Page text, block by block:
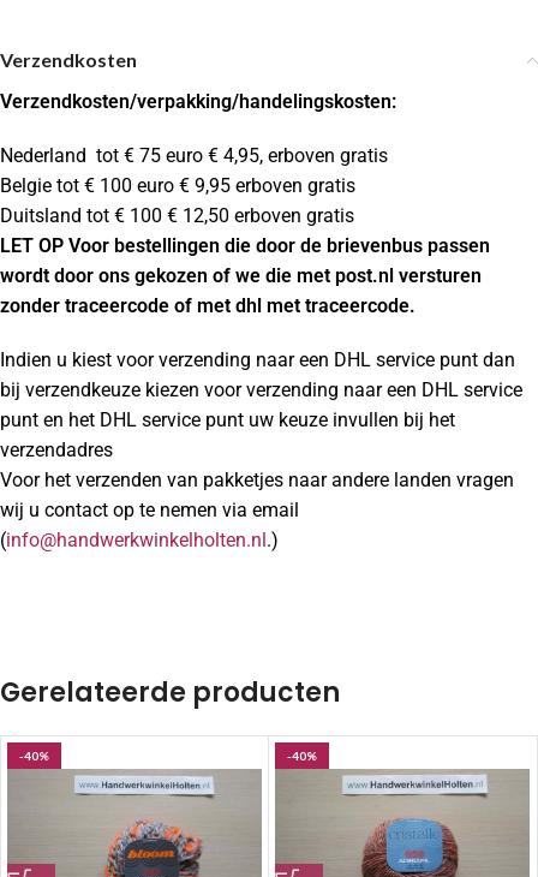
Verzendkosten
Verzendkosten/verpakking/handelingskosten:
Nederland tot € 75 euro € 4,95, erboven gratis
Belgie tot € 100 euro € 9,95 erboven gratis
Duitsland tot € 100 € 12,50 erboven gratis
LET OP Voor bestellingen die door de brievenbus passen
wordt door ons gekozen of we die met post.nl versturen
zonder traceercode of met dhl met traceercode.
Indien u kiest voor verzending naar een DHL service punt dan
bij verzendkeuze kiezen voor verzending naar een DHL service
punt en het DHL service punt uw keuze invullen bij het
verzendadres
Voor het verzenden van pakketjes naar andere landen vragen
wij u contact op te nemen via email
(info@handwerkwinkelholten.nl .)
Gerelateerde producten
-40% -40%